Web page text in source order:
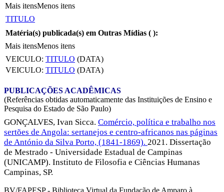
Mais itensMenos itens
TITULO
Matéria(s) publicada(s) em Outras Mídias ( ):
Mais itensMenos itens
VEICULO: TITULO (DATA)
VEICULO: TITULO (DATA)
PUBLICAÇÕES ACADÊMICAS
(Referências obtidas automaticamente das Instituições de Ensino e
Pesquisa do Estado de São Paulo)
GONÇALVES, Ivan Sicca. Comércio, política e trabalho nos
sertões de Angola: sertanejos e centro-africanos nas páginas
de António da Silva Porto, (1841-1869). 2021. Dissertação
de Mestrado - Universidade Estadual de Campinas
(UNICAMP). Instituto de Filosofia e Ciências Humanas
Campinas, SP.
BV/FAPESP - Biblioteca Virtual da Fundação de Amparo à